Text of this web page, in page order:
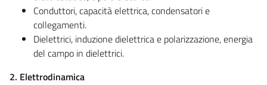
Conduttori, capacità elettrica, condensatori e
collegamenti.
Dielettrici, induzione dielettrica e polarizzazione, energia
del campo in dielettrici.
2. Elettrodinamica